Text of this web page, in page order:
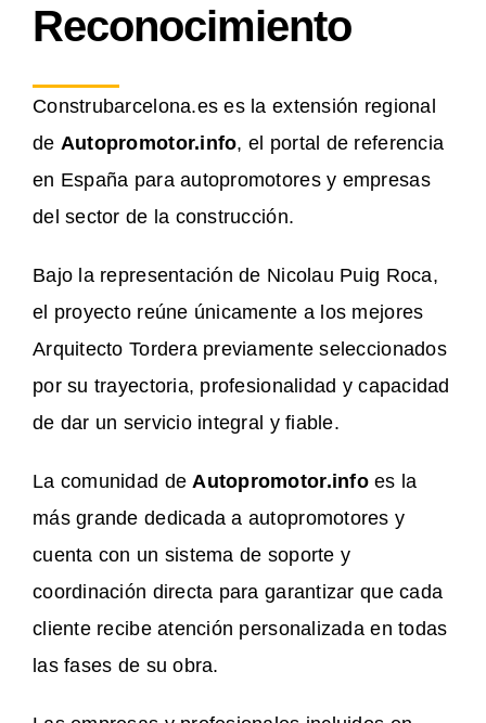
Reconocimiento
Construbarcelona.es es la extensión regional
de Autopromotor.info, el portal de referencia
en España para autopromotores y empresas
del sector de la construcción.
Bajo la representación de Nicolau Puig Roca,
el proyecto reúne únicamente a los mejores
Arquitecto Tordera previamente seleccionados
por su trayectoria, profesionalidad y capacidad
de dar un servicio integral y fiable.
La comunidad de Autopromotor.infoes la
más grande dedicada a autopromotores y
cuenta con un sistema de soporte y
coordinación directa para garantizar que cada
cliente recibe atención personalizada en todas
las fases de su obra.